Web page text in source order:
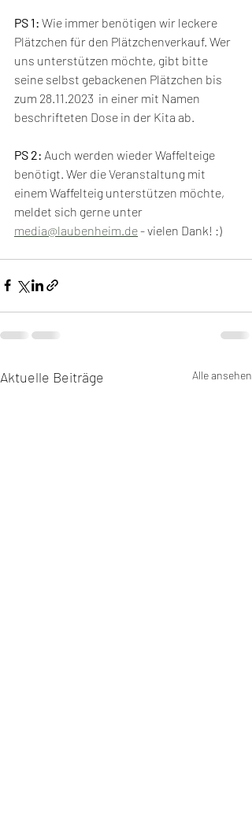
PS 1: Wie immer benötigen wir leckere
Plätzchen für den Plätzchenverkauf. Wer
uns unterstützen möchte, gibt bitte
seine selbst gebackenen Plätzchen bis
zum 28.11.2023  in einer mit Namen
beschrifteten Dose in der Kita ab.
PS 2: Auch werden wieder Waffelteige
benötigt. Wer die Veranstaltung mit
einem Waffelteig unterstützen möchte,
meldet sich gerne unter
media@laubenheim.de - vielen Dank! :)
Aktuelle Beiträge Alle ansehen